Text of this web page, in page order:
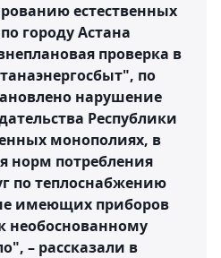
естественных
городу Астана
проверка в
по
нарушение
Республики
монополиях, в
норм потребления
по теплоснабжению
имеющих приборов
необоснованному
– рассказали в